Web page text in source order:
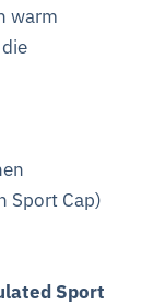
warm
Sport Cap)
Sport